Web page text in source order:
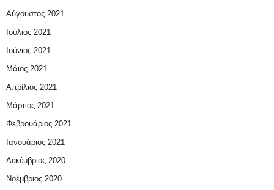
Αύγουστος 2021
Ιούλιος 2021
Ιούνιος 2021
Μάιος 2021
Απρίλιος 2021
Μάρτιος 2021
Φεβρουάριος 2021
Ιανουάριος 2021
Δεκέμβριος 2020
Νοέμβριος 2020